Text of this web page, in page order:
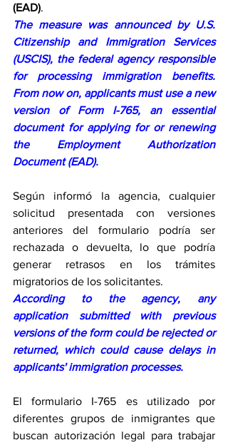
(EAD).
The measure was announced by U.S.
Citizenship and Immigration Services
(USCIS), the federal agency responsible
for processing immigration benefits.
From now on, applicants must use a new
version of Form I-765, an essential
document for applying for or renewing
the Employment Authorization
Document (EAD).
Según informó la agencia, cualquier
solicitud presentada con versiones
anteriores del formulario podría ser
rechazada o devuelta, lo que podría
generar retrasos en los trámites
migratorios de los solicitantes.
According to the agency, any
application submitted with previous
versions of the form could be rejected or
returned, which could cause delays in
applicants' immigration processes.
El formulario I-765 es utilizado por
diferentes grupos de inmigrantes que
buscan autorización legal para trabajar